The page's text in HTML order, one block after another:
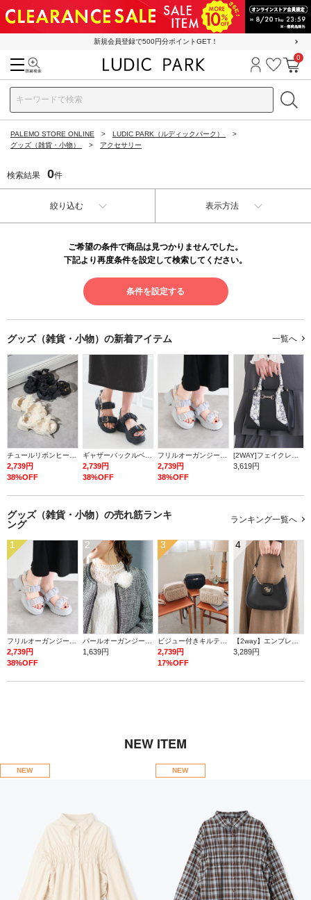
新規会員登録で500円分ポイントGET！
ログイン
お気に
カ
0
PALEMO STORE ONLINE
LUDIC PARK（ルディックパーク）
グッズ（雑貨・小物）
アクセサリー
検索結果 0件
絞り込む 表示方法
ご希望の条件で商品は見つかりませんでした。
下記より再度条件を設定して検索してください。
条件を設定する
グッズ（雑貨・小物）の新着アイテム 一覧へ
2,739円
38%OFF
ギャザーバックルベルトスポーツサンダル
2,739円
38%OFF
2,739円
38%OFF
3,619円
グッズ（雑貨・小物）の売れ筋ランキ
ング
ランキング一覧へ
1
2,739円
38%OFF
2
1,639円
3
2,739円
17%OFF
4
3,289円
NEW ITEM
NEW NEW